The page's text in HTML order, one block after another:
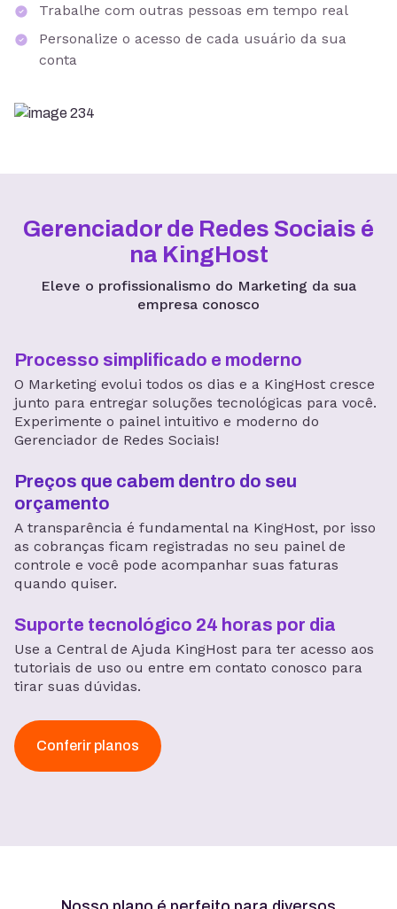
Trabalhe com outras pessoas em tempo real
Personalize o acesso de cada usuário da sua
conta
Gerenciador de Redes Sociais é
na KingHost
Eleve o profissionalismo do Marketing da sua
empresa conosco
Processo simplificado e moderno
O Marketing evolui todos os dias e a KingHost cresce
junto para entregar soluções tecnológicas para você.
Experimente o painel intuitivo e moderno do
Gerenciador de Redes Sociais!
Preços que cabem dentro do seu
orçamento
A transparência é fundamental na KingHost, por isso
as cobranças ficam registradas no seu painel de
controle e você pode acompanhar suas faturas
quando quiser.
Suporte tecnológico 24 horas por dia
Use a Central de Ajuda KingHost para ter acesso aos
tutoriais de uso ou entre em contato conosco para
tirar suas dúvidas.
Conferir planos